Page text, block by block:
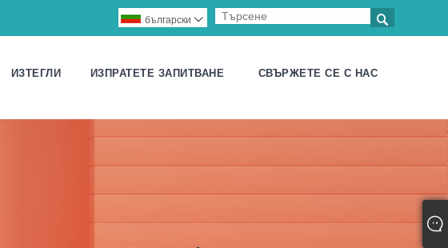

български 
ИЗТЕГЛИ ИЗПРАТЕТЕ ЗАПИТВАНЕ СВЪРЖЕТЕ СЕ С НАС